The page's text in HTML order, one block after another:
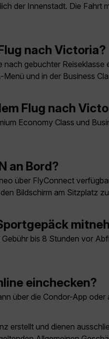
der Innenstadt. Die
nach Victoria?
gebuchter
und in der Business
Flug nach
Economy Class und
an Bord?
über FlyConnect
Bildschirm am Sitzplatz
bis 8 Stunden vor
einchecken?
über die Condor-App
erstellt und dienen